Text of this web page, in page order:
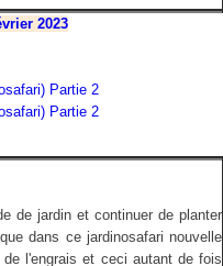
2023
de jardin et continuer de planter
dans ce jardinosafari nouvelle
l'engrais et ceci autant de fois